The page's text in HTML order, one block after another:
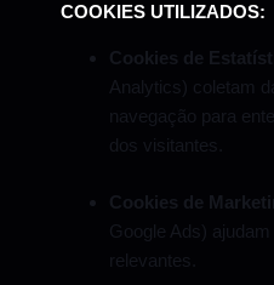
COOKIES UTILIZADOS:
Cookies de
Analytics) coletam
navegação para
dos visitantes.
Cookies de
Google Ads)
relevantes.